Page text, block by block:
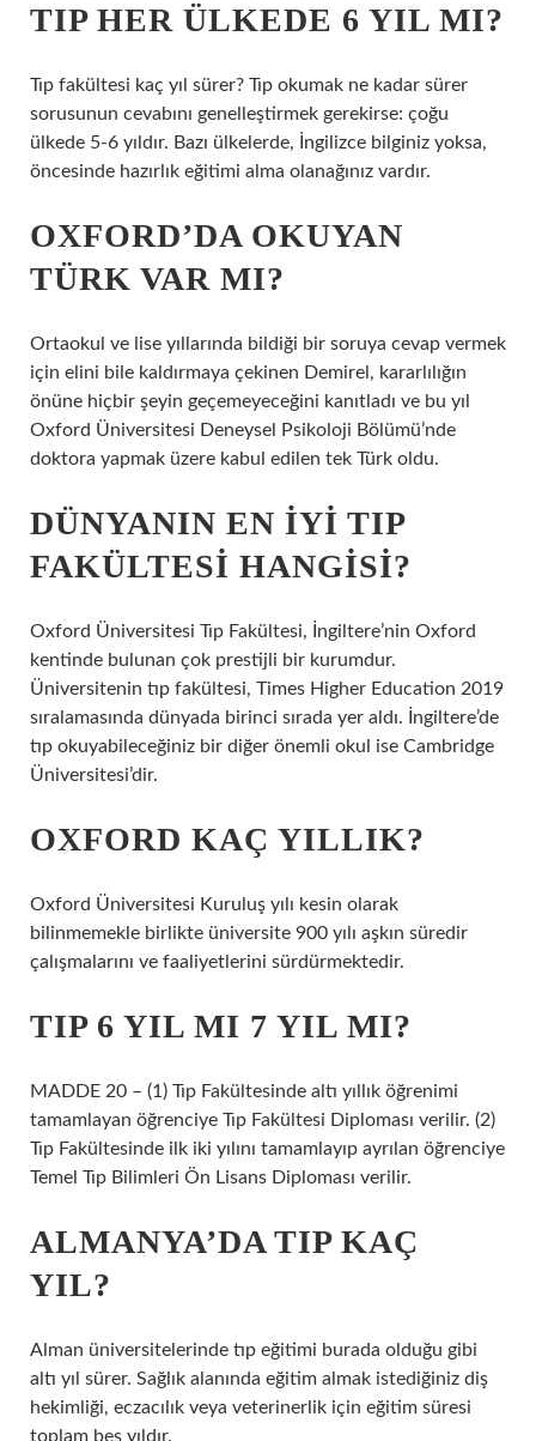
TIP HER ÜLKEDE 6 YIL MI?
Tıp fakültesi kaç yıl sürer? Tıp okumak ne kadar sürer
sorusunun cevabını genelleştirmek gerekirse: çoğu
ülkede 5-6 yıldır. Bazı ülkelerde, İngilizce bilginiz yoksa,
öncesinde hazırlık eğitimi alma olanağınız vardır.
OXFORD’DA OKUYAN
TÜRK VAR MI?
Ortaokul ve lise yıllarında bildiği bir soruya cevap vermek
için elini bile kaldırmaya çekinen Demirel, kararlılığın
önüne hiçbir şeyin geçemeyeceğini kanıtladı ve bu yıl
Oxford Üniversitesi Deneysel Psikoloji Bölümü’nde
doktora yapmak üzere kabul edilen tek Türk oldu.
DÜNYANIN EN IYI TIP
FAKÜLTESI HANGISI?
Oxford Üniversitesi Tıp Fakültesi, İngiltere’nin Oxford
kentinde bulunan çok prestijli bir kurumdur.
Üniversitenin tıp fakültesi, Times Higher Education 2019
sıralamasında dünyada birinci sırada yer aldı. İngiltere’de
tıp okuyabileceğiniz bir diğer önemli okul ise Cambridge
Üniversitesi’dir.
OXFORD KAÇ YILLIK?
Oxford Üniversitesi Kuruluş yılı kesin olarak
bilinmemekle birlikte üniversite 900 yılı aşkın süredir
çalışmalarını ve faaliyetlerini sürdürmektedir.
TIP 6 YIL MI 7 YIL MI?
MADDE 20 – (1) Tıp Fakültesinde altı yıllık öğrenimi
tamamlayan öğrenciye Tıp Fakültesi Diploması verilir. (2)
Tıp Fakültesinde ilk iki yılını tamamlayıp ayrılan öğrenciye
Temel Tıp Bilimleri Ön Lisans Diploması verilir.
ALMANYA’DA TIP KAÇ
YIL?
Alman üniversitelerinde tıp eğitimi burada olduğu gibi
altı yıl sürer. Sağlık alanında eğitim almak istediğiniz diş
hekimliği, eczacılık veya veterinerlik için eğitim süresi
toplam beş yıldır.